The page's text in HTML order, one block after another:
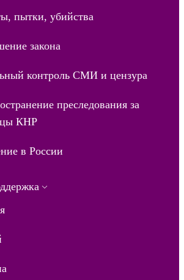
пытки, убийства
закона
контроль СМИ и цензура
преследования за
КНР
в России